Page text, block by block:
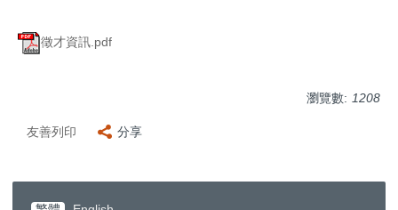
徵才資訊.pdf
瀏覽數: 1208
友善列印 分享